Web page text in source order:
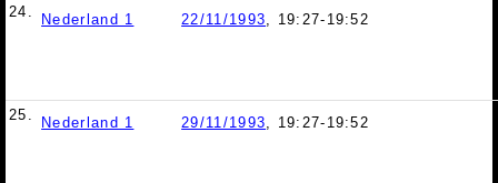
24. Nederland 1 22/11/1993, 19:27-19:52
25. Nederland 1 29/11/1993, 19:27-19:52